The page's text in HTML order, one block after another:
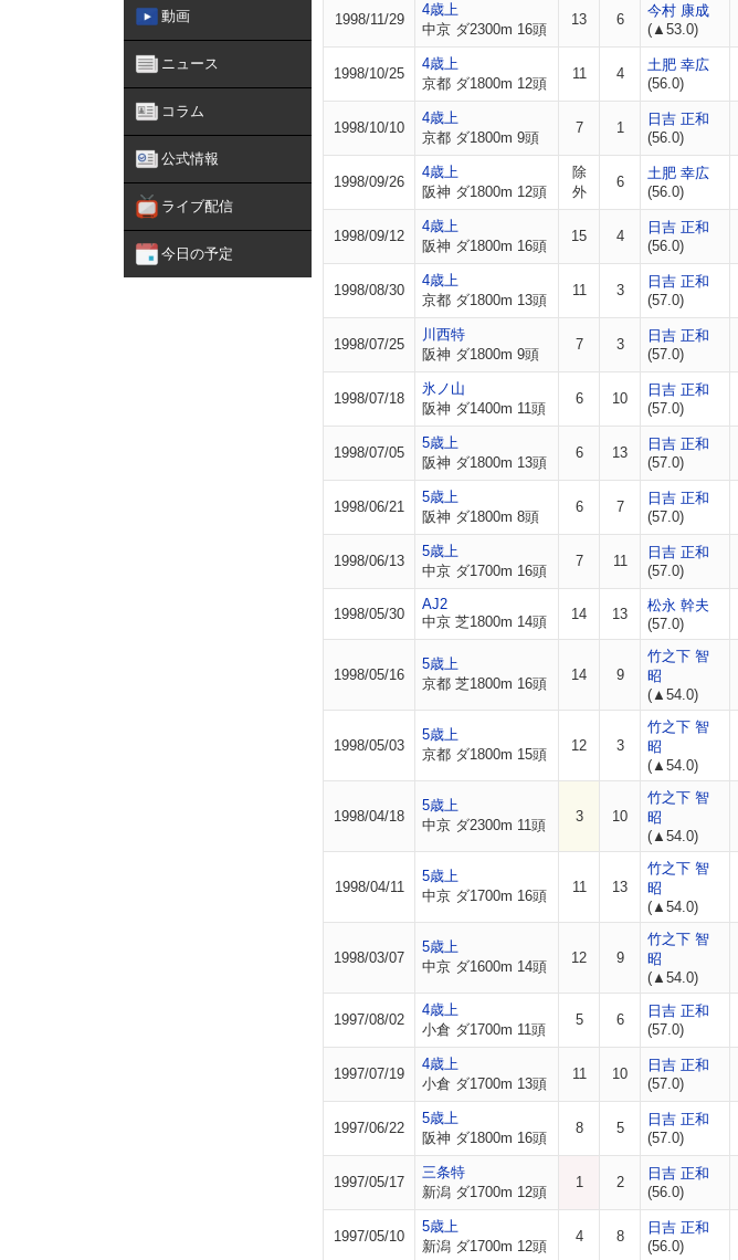
動画
ニュース
コラム
公式情報
ライブ配信
今日の予定
1998/11/29
4歳上
中京 ダ2300m 16頭
13 6
今村 康成
(▲53.0)
1998/10/25
4歳上
京都 ダ1800m 12頭
11 4
土肥 幸広
(56.0)
1998/10/10
4歳上
京都 ダ1800m 9頭
7 1
日吉 正和
(56.0)
1998/09/26
4歳上
阪神 ダ1800m 12頭
除
外
6
土肥 幸広
(56.0)
1998/09/12
4歳上
阪神 ダ1800m 16頭
15 4
日吉 正和
(56.0)
1998/08/30
4歳上
京都 ダ1800m 13頭
11 3
日吉 正和
(57.0)
1998/07/25
川西特
阪神 ダ1800m 9頭
7 3
日吉 正和
(57.0)
1998/07/18
氷ノ山
阪神 ダ1400m 11頭
6 10
日吉 正和
(57.0)
1998/07/05
5歳上
阪神 ダ1800m 13頭
6 13
日吉 正和
(57.0)
1998/06/21
5歳上
阪神 ダ1800m 8頭
6 7
日吉 正和
(57.0)
1998/06/13
5歳上
中京 ダ1700m 16頭
7 11
日吉 正和
(57.0)
1998/05/30
AJ2
中京 芝1800m 14頭
14 13
松永 幹夫
(57.0)
1998/05/16
5歳上
京都 芝1800m 16頭
14 9
竹之下 智
昭
(▲54.0)
1998/05/03
5歳上
京都 ダ1800m 15頭
12 3
竹之下 智
昭
(▲54.0)
1998/04/18
5歳上
中京 ダ2300m 11頭
3 10
竹之下 智
昭
(▲54.0)
1998/04/11
5歳上
中京 ダ1700m 16頭
11 13
竹之下 智
昭
(▲54.0)
1998/03/07
5歳上
中京 ダ1600m 14頭
12 9
竹之下 智
昭
(▲54.0)
1997/08/02
4歳上
小倉 ダ1700m 11頭
5 6
日吉 正和
(57.0)
1997/07/19
4歳上
小倉 ダ1700m 13頭
11 10
日吉 正和
(57.0)
1997/06/22
5歳上
阪神 ダ1800m 16頭
8 5
日吉 正和
(57.0)
1997/05/17
三条特
新潟 ダ1700m 12頭
1 2
日吉 正和
(56.0)
1997/05/10
5歳上
新潟 ダ1700m 12頭
4 8
日吉 正和
(56.0)